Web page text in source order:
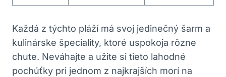
Každá z týchto pláží má svoj jedinečný šarm a
kulinárske špeciality, ktoré uspokoja rôzne
chute. Neváhajte a užite si tieto lahodné
pochúťky pri jednom z najkrajších morí na